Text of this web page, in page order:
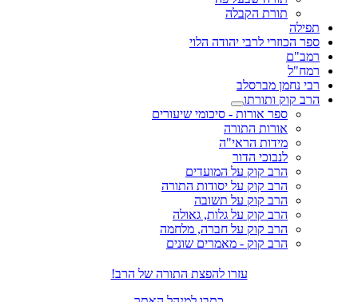
תורת הקבלה
תפילה
ספר הכוזרי לרבי יהודה הלוי
רמב"ם
רמח"ל
רבי נחמן מברסלב
הרב קוק ותורתו
ספר אורות - סיכומי שיעורים
אורות התורה
מידות הראי"ה
לנבוכי הדור
הרב קוק על המועדים
הרב קוק על יסודות התורה
הרב קוק על תשובה
הרב קוק על גלות, גאולה
הרב קוק על חברה, מלחמה
הרב קוק - מאמרים שונים
עזרו להפצת התורה של הרב!